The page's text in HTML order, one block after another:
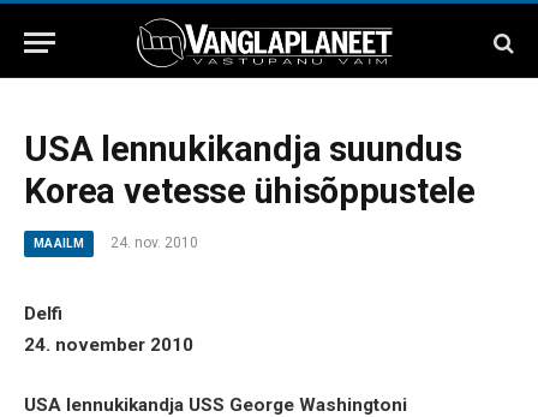
USA lennukikandja suundus
Korea vetesse ühisõppustele
MAAILM 24. nov. 2010
Delfi
24. november 2010
USA lennukikandja USS George Washingtoni